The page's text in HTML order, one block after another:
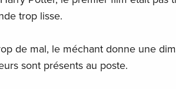
trop lisse.
de mal, le méchant donne une
sont présents au poste.